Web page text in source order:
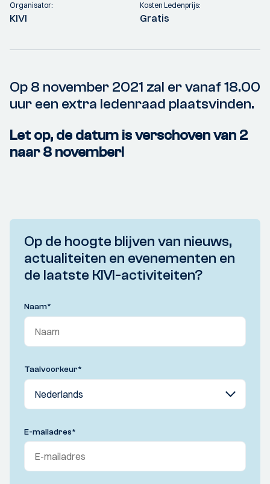
Organisator:
KIVI
Kosten Ledenprijs:
Gratis
Op 8 november 2021 zal er vanaf 18.00
uur een extra ledenraad plaatsvinden.
Let op, de datum is verschoven van 2
naar 8 november!
Op de hoogte blijven van nieuws,
actualiteiten en evenementen en
de laatste KIVI-activiteiten?
Naam*
Taalvoorkeur*
E-mailadres*